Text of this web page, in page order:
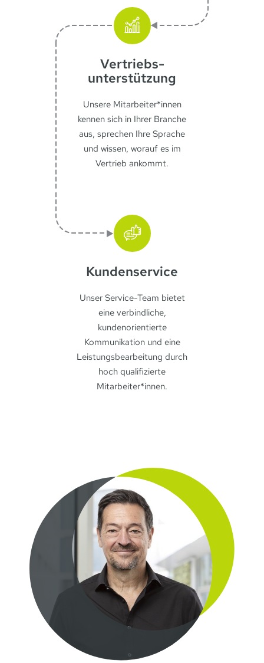
Vertriebs­
unterstützung
Unsere Mitarbeiter*innen
kennen sich in Ihrer Branche
aus, sprechen Ihre Sprache
und wissen, worauf es im
Vertrieb ankommt.
Kunden­service
Unser Service-Team bietet
eine verbindliche,
kundenorientierte
Kommunikation und eine
Leistungsbearbeitung durch
hoch qualifizierte
Mitarbeiter*innen.